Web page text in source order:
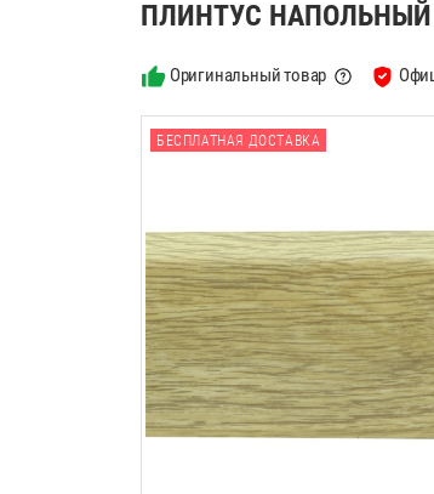
ПЛИНТУС НАПОЛЬНЫЙ
Оригинальный товар
БЕСПЛАТНАЯ ДОСТАВКА